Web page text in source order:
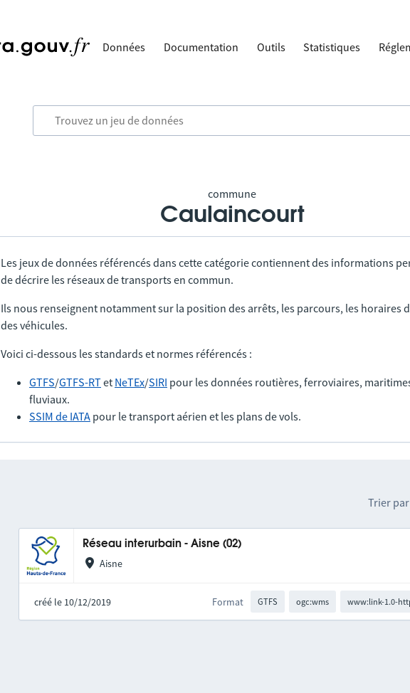
Données Documentation Outils Statistiques
commune
Caulaincourt
Les jeux de données référencés dans cette catégorie contiennent des informations
de décrire les réseaux de transports en commun.
Ils nous renseignent notamment sur la position des arrêts, les parcours, les horaires
des véhicules.
Voici ci-dessous les standards et normes référencés :
GTFS/GTFS-RTet NeTEx/SIRI pour les données routières, ferroviaires,
fluviaux.
SSIM de IATA pour le transport aérien et les plans de vols.
Trier par
Réseau interurbain - Aisne (02)
Aisne
créé le 10/12/2019 Format GTFS ogc:wms www:link-1.0-